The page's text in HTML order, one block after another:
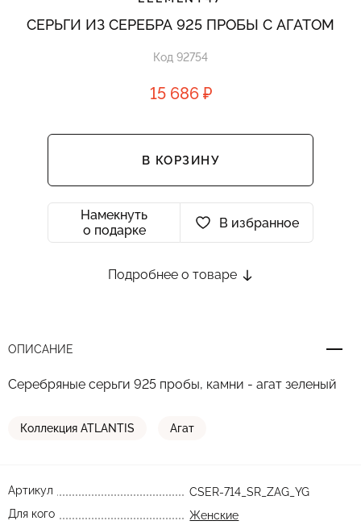
СЕРЬГИ ИЗ СЕРЕБРА 925 ПРОБЫ С АГАТОМ
Код 92754
15 686 ₽
В КОРЗИНУ
Намекнуть
о подарке
В избранное
Подробнее о товаре
ОПИСАНИЕ
Серебряные серьги 925 пробы, камни - агат зеленый
Коллекция ATLANTIS Агат
Артикул
CSER-714_SR_ZAG_YG
Для кого
Женские